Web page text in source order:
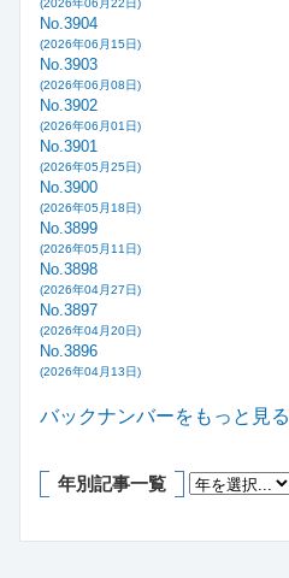
(2026年06月22日)
No.3904
(2026年06月15日)
No.3903
(2026年06月08日)
No.3902
(2026年06月01日)
No.3901
(2026年05月25日)
No.3900
(2026年05月18日)
No.3899
(2026年05月11日)
No.3898
(2026年04月27日)
No.3897
(2026年04月20日)
No.3896
(2026年04月13日)
バックナンバーをもっと見る
年別記事一覧